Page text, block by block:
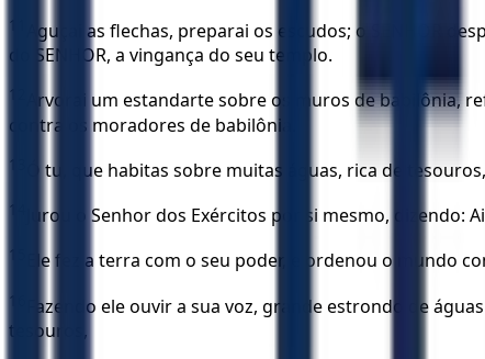
11
Aguçai as flechas, preparai os escudos; o SENHOR
do SENHOR, a vingança do seu templo.
12
Arvorai um estandarte sobre os muros de babilônia,
contra os moradores de babilônia.
13 Ó tu, que habitas sobre muitas águas, rica de
14 Jurou o Senhor dos Exércitos por si mesmo,
15 Ele fez a terra com o seu poder, e ordenou o mundo
16
Fazendo ele ouvir a sua voz, grande estrondo de
tesouros,